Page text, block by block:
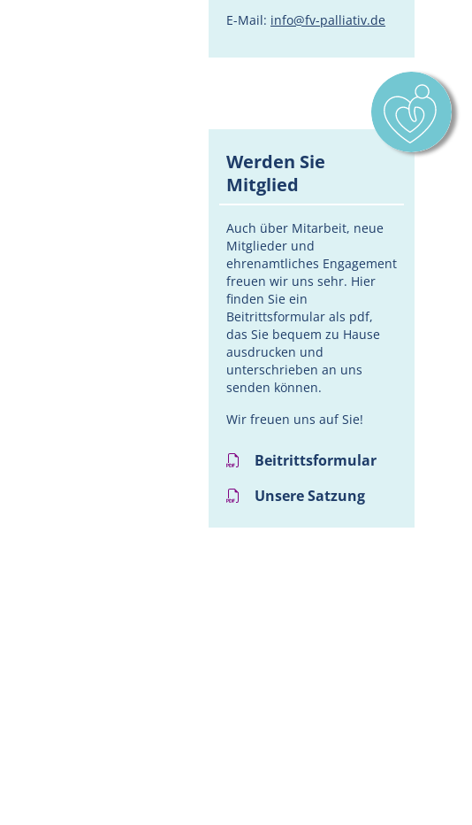
E-Mail: info@fv-palliativ.de
Werden Sie
Mitglied
Auch über Mitarbeit, neue
Mitglieder und
ehrenamtliches Engagement
freuen wir uns sehr. Hier
finden Sie ein
Beitrittsformular als pdf,
das Sie bequem zu Hause
ausdrucken und
unterschrieben an uns
senden können.
Wir freuen uns auf Sie!
Beitrittsformular
Unsere Satzung